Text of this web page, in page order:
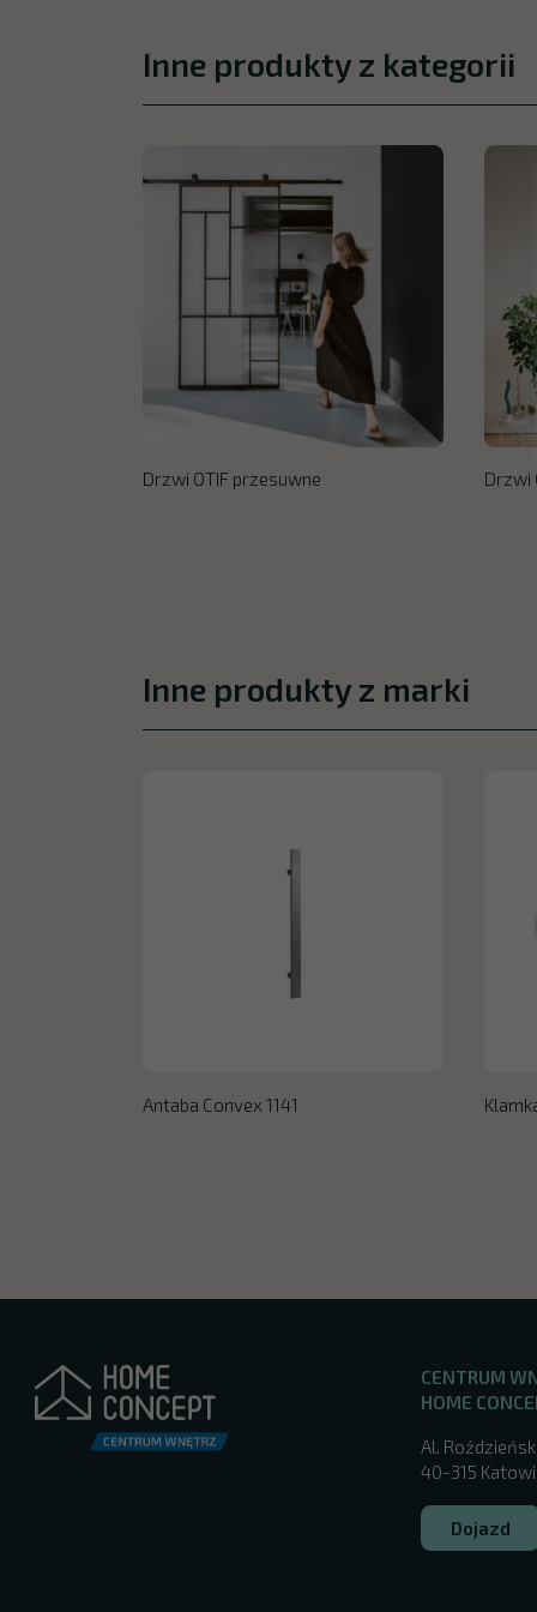
Inne produkty z kategorii
Drzwi OTIF przesuwne Drzwi
Inne produkty z marki
Antaba Convex 1141
CENTRUM
HOME
Al.
40-315
Dojazd